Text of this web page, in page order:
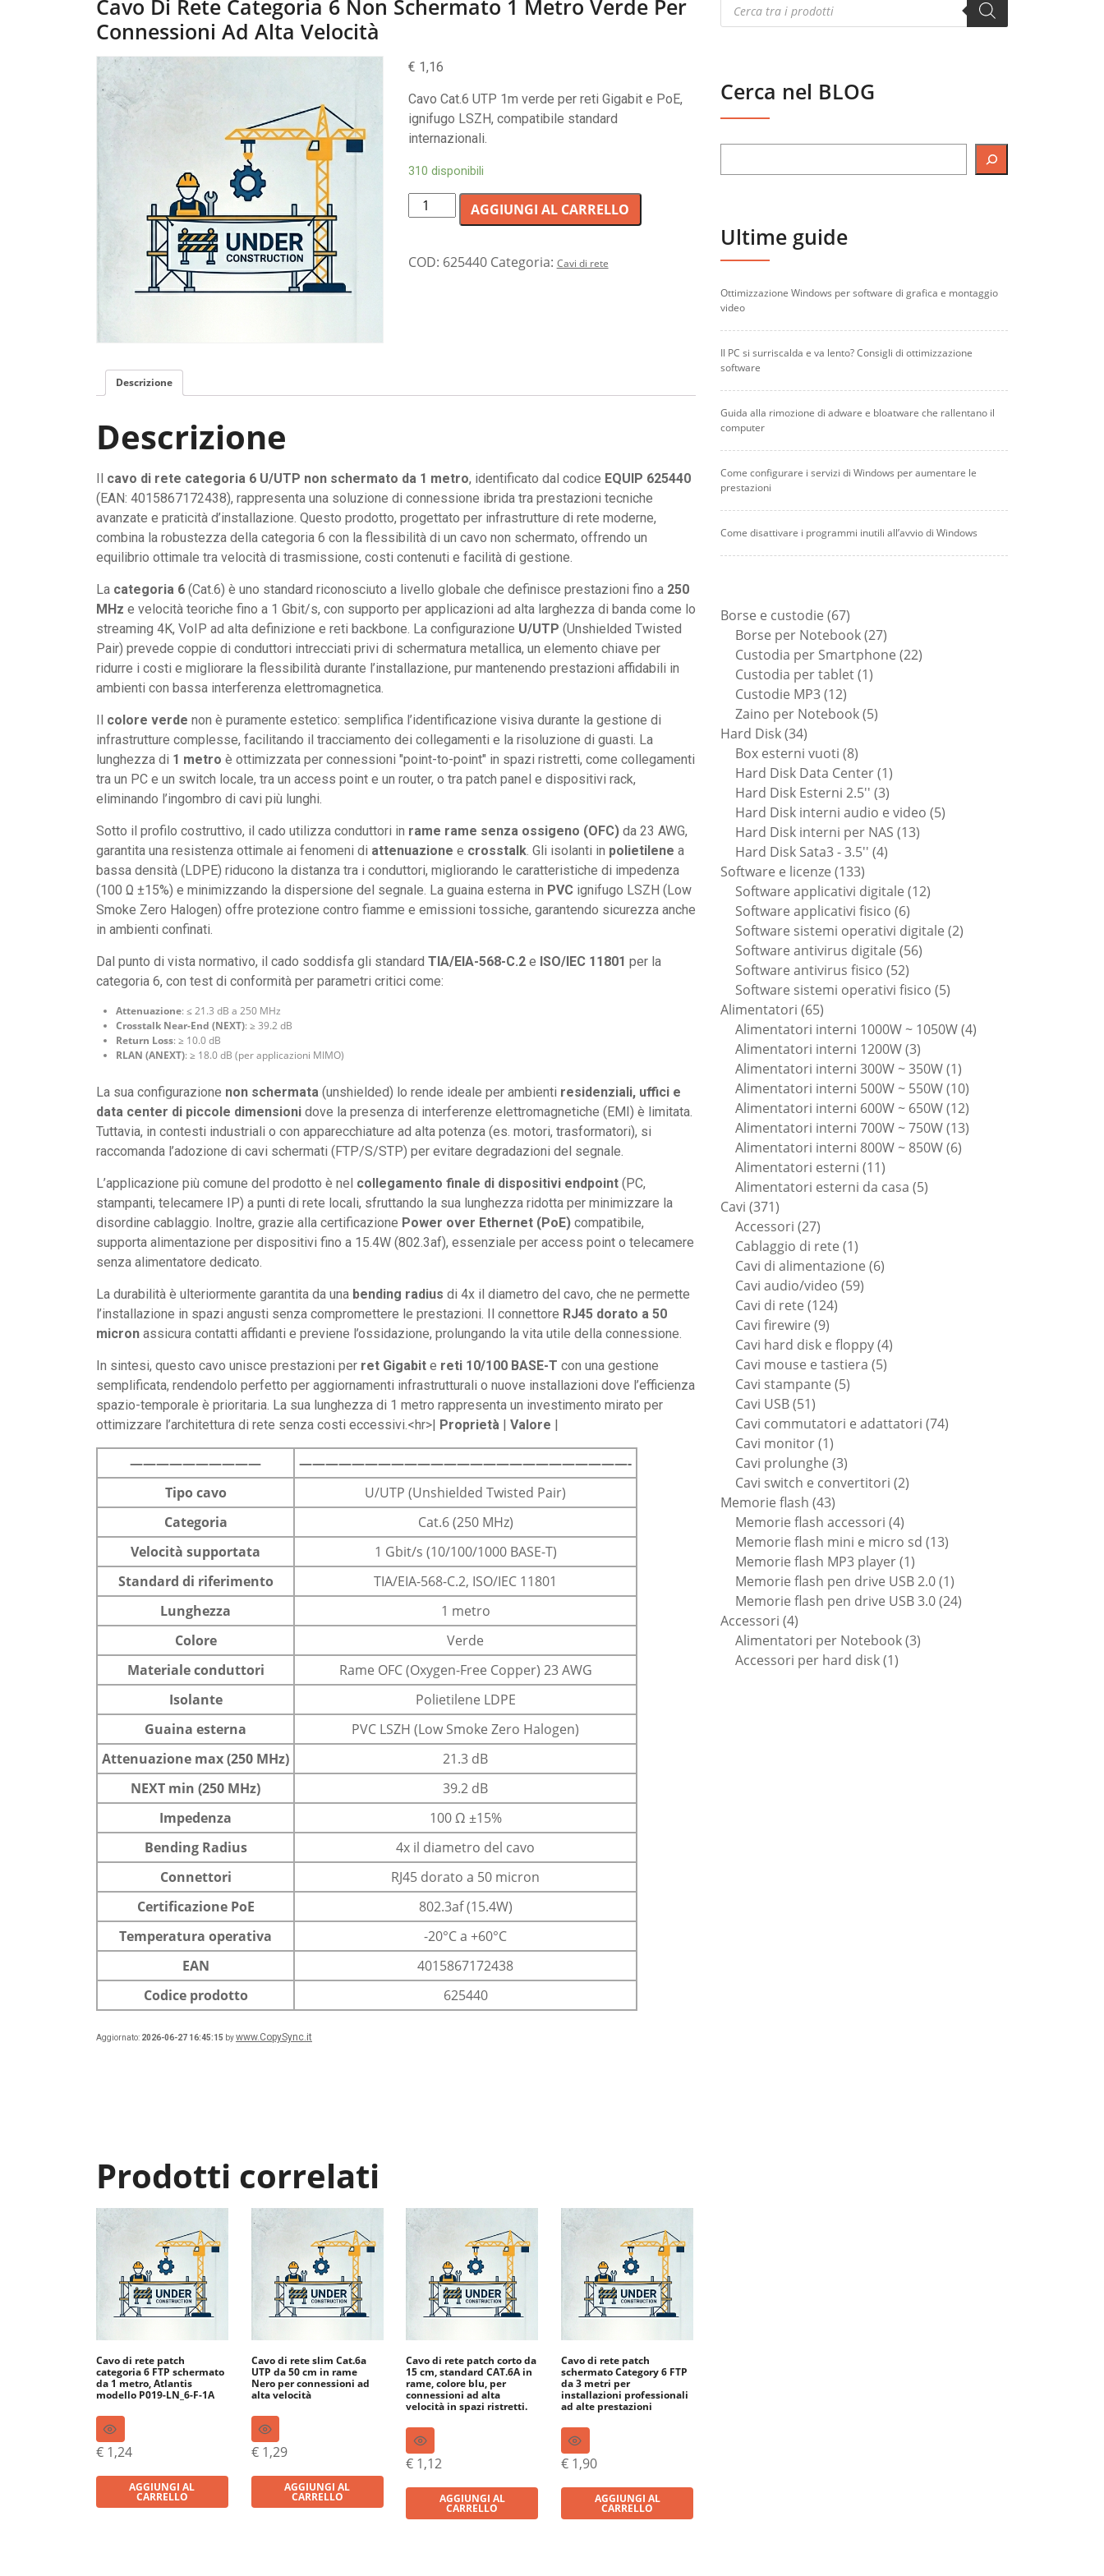
Cavo Di Rete Categoria 6 Non Schermato 1 Metro Verde Per
Connessioni Ad Alta Velocità
€ 1,16
Cavo Cat.6 UTP 1m verde per reti Gigabit e PoE,
ignifugo LSZH, compatibile standard
internazionali.
310 disponibili
Cavo
di
categoria
per
velocità
quantità
AGGIUNGI AL CARRELLO
COD: 625440 Categoria: Cavi di rete
Descrizione
Descrizione
cavo di rete categoria 6 U/UTP non schermato da 1 metro, identificato dal codice EQUIP 625440
(EAN: 4015867172438), rappresenta una soluzione di connessione ibrida tra prestazioni tecniche
avanzate e praticità d’installazione. Questo prodotto, progettato per infrastrutture di rete moderne,
combina la robustezza della categoria 6 con la flessibilità di un cavo non schermato, offrendo un
equilibrio ottimale tra velocità di trasmissione, costi contenuti e facilità di gestione.
La categoria 6 (Cat.6) è uno standard riconosciuto a livello globale che definisce prestazioni fino a 250
MHz e velocità teoriche fino a 1 Gbit/s, con supporto per applicazioni ad alta larghezza di banda come lo
streaming 4K, VoIP ad alta definizione e reti backbone. La configurazione U/UTP (Unshielded Twisted
Pair) prevede coppie di conduttori intrecciati privi di schermatura metallica, un elemento chiave per
ridurre i costi e migliorare la flessibilità durante l’installazione, pur mantenendo prestazioni affidabili in
ambienti con bassa interferenza elettromagnetica.
colore verde non è puramente estetico: semplifica l’identificazione visiva durante la gestione di
infrastrutture complesse, facilitando il tracciamento dei collegamenti e la risoluzione di guasti. La
lunghezza di 1 metro è ottimizzata per connessioni "point-to-point" in spazi ristretti, come collegamenti
tra un PC e un switch locale, tra un access point e un router, o tra patch panel e dispositivi rack,
eliminando l’ingombro di cavi più lunghi.
Sotto il profilo costruttivo, il cado utilizza conduttori in rame rame senza ossigeno (OFC) da 23 AWG,
garantita una resistenza ottimale ai fenomeni di attenuazione e crosstalk. Gli isolanti in polietilene a
bassa densità (LDPE) riducono la distanza tra i conduttori, migliorando le caratteristiche di impedenza
(100 Ω ±15%) e minimizzando la dispersione del segnale. La guaina esterna in PVC ignifugo LSZH (Low
Smoke Zero Halogen) offre protezione contro fiamme e emissioni tossiche, garantendo sicurezza anche
in ambienti confinati.
Dal punto di vista normativo, il cado soddisfa gli standard TIA/EIA-568-C.2 e ISO/IEC 11801 per la
categoria 6, con test di conformità per parametri critici come:
Attenuazione: ≤ 21.3 dB a 250 MHz
Crosstalk Near-End (NEXT): ≥ 39.2 dB
Return Loss: ≥ 10.0 dB
RLAN (ANEXT): ≥ 18.0 dB (per applicazioni MIMO)
La sua configurazione non schermata (unshielded) lo rende ideale per ambienti residenziali, uffici e
data center di piccole dimensioni dove la presenza di interferenze elettromagnetiche (EMI) è limitata.
Tuttavia, in contesti industriali o con apparecchiature ad alta potenza (es. motori, trasformatori), si
raccomanda l’adozione di cavi schermati (FTP/S/STP) per evitare degradazioni del segnale.
L’applicazione più comune del prodotto è nel collegamento finale di dispositivi endpoint (PC,
stampanti, telecamere IP) a punti di rete locali, sfruttando la sua lunghezza ridotta per minimizzare la
disordine cablaggio. Inoltre, grazie alla certificazione Power over Ethernet (PoE) compatibile,
supporta alimentazione per dispositivi fino a 15.4W (802.3af), essenziale per access point o telecamere
senza alimentatore dedicato.
La durabilità è ulteriormente garantita da una bending radius di 4x il diametro del cavo, che ne permette
l’installazione in spazi angusti senza compromettere le prestazioni. Il connettore RJ45 dorato a 50
micron assicura contatti affidanti e previene l’ossidazione, prolungando la vita utile della connessione.
In sintesi, questo cavo unisce prestazioni per ret Gigabit e reti 10/100 BASE-T con una gestione
semplificata, rendendolo perfetto per aggiornamenti infrastrutturali o nuove installazioni dove l’efficienza
spazio-temporale è prioritaria. La sua lunghezza di 1 metro rappresenta un investimento mirato per
ottimizzare l’architettura di rete senza costi eccessivi.<hr>|
Proprietà Valore
——————————
—————————————————————————-
Tipo cavo
U/UTP (Unshielded Twisted Pair)
Categoria
Cat.6 (250 MHz)
Velocità supportata
1 Gbit/s (10/100/1000 BASE-T)
Standard di riferimento
TIA/EIA-568-C.2, ISO/IEC 11801
Lunghezza
1 metro
Colore
Verde
Materiale conduttori
Rame OFC (Oxygen-Free Copper) 23 AWG
Isolante
Polietilene LDPE
Guaina esterna
PVC LSZH (Low Smoke Zero Halogen)
Attenuazione max (250 MHz)
21.3 dB
NEXT min (250 MHz)
39.2 dB
Impedenza
100 Ω ±15%
Bending Radius
4x il diametro del cavo
Connettori
RJ45 dorato a 50 micron
Certificazione PoE
802.3af (15.4W)
Temperatura operativa
-20°C a +60°C
EAN
4015867172438
Codice prodotto
625440
Aggiornato: 2026-06-27 16:45:15 bywww.CopySync.it
Prodotti correlati
Cavo di rete patch
categoria 6 FTP schermato
da 1 metro, Atlantis
modello P019-LN_6-F-1A
€ 1,24
AGGIUNGI AL
CARRELLO
Cavo di rete slim Cat.6a
UTP da 50 cm in rame
Nero per connessioni ad
alta velocità
€1,29
AGGIUNGI AL
CARRELLO
Cavo di rete patch corto da
15 cm, standard CAT.6A in
rame, colore blu, per
connessioni ad alta
velocità in spazi ristretti.
€ 1,12
AGGIUNGI AL
CARRELLO
Cavo di rete patch
schermato Category 6 FTP
da 3 metri per
installazioni professionali
ad alte prestazioni
€ 1,90
AGGIUNGI AL
CARRELLO
search
Cerca nel BLOG
Ultime guide
Ottimizzazione Windows per software di grafica e montaggio
video
Il PC si surriscalda e va lento? Consigli di ottimizzazione
software
Guida alla rimozione di adware e bloatware che rallentano il
computer
Come configurare i servizi di Windows per aumentare le
prestazioni
Come disattivare i programmi inutili all’avvio di Windows
Borse e custodie 6767
prodotti
Borse per Notebook 2727
prodotti
Custodia per Smartphone 2222
Custodia per tablet 11
Custodie MP3 1212
prodotti
Zaino per Notebook 55
Hard Disk 3434
prodotti
Box esterni vuoti 88
prodotti
Hard Disk Data Center 11
prodotto
Hard Disk Esterni 2.5'' 33
prodotti
Hard Disk interni audio e video 55
Hard Disk interni per NAS 1313
Hard Disk Sata3 - 3.5'' 44
Software e licenze 133133
prodotti
Software applicativi digitale 1212
Software applicativi fisico 66
prodotti
Software sistemi operativi digitale 22
Software antivirus digitale 5656
Software antivirus fisico 5252
prodotti
Software sistemi operativi fisico 55
Alimentatori 6565
prodotti
Alimentatori interni 1000W ~ 1050W 44
Alimentatori interni 1200W 33
prodotti
Alimentatori interni 300W ~ 350W 11
prodotto
Alimentatori interni 500W ~ 550W 1010
prodotti
Alimentatori interni 600W ~ 650W 1212
prodotti
Alimentatori interni 700W ~ 750W 1313
Alimentatori interni 800W ~ 850W 66
Alimentatori esterni 1111
prodotti
Alimentatori esterni da casa 55
Cavi 371371
prodotti
Accessori 2727
prodotti
Cablaggio di rete 11
prodotto
Cavi di alimentazione 66
Cavi audio/video 5959
Cavi di rete 124124
Cavi firewire 99
prodotti
Cavi hard disk e floppy 44
Cavi mouse e tastiera 55
Cavi stampante 55
Cavi USB 5151
prodotti
Cavi commutatori e adattatori 7474
Cavi monitor 11
prodotto
Cavi prolunghe 33
prodotti
Cavi switch e convertitori 22
Memorie flash 4343
prodotti
Memorie flash accessori 44
prodotti
Memorie flash mini e micro sd 1313
Memorie flash MP3 player 11
prodotto
Memorie flash pen drive USB 2.0 11
prodotto
Memorie flash pen drive USB 3.0 2424
Accessori 44
prodotti
Alimentatori per Notebook 33
Accessori per hard disk 11